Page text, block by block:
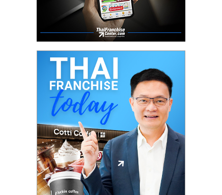
ปรึกษา
การ
ลงทุน